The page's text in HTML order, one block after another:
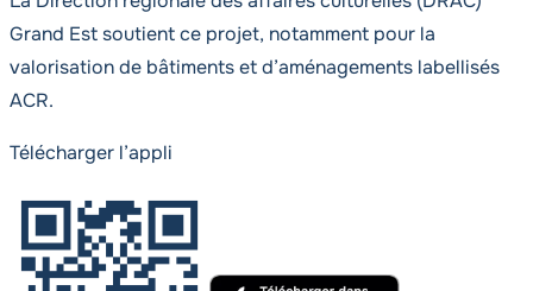
Grand Est soutient ce projet, notamment pour la
valorisation de bâtiments et d’aménagements labellisés
ACR.
Télécharger l’appli